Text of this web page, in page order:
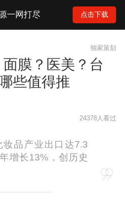
一网打尽 点击下载
独家策划
膜？医美？台
些值得推
24378人看过
妆品产业出口达7.3
增长13%，创历史